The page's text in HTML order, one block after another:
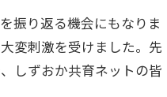
振り返る機会にもなりま
変刺激を受けました。先
しずおか共育ネットの皆